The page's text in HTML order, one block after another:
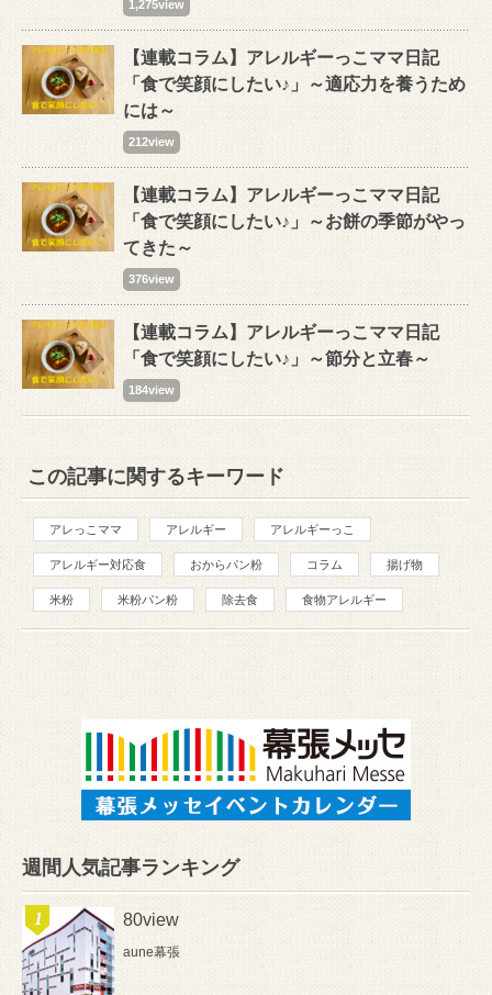
1,275view
【連載コラム】アレルギーっこママ日記
「食で笑顔にしたい♪」～適応力を養うため
には～
212view
【連載コラム】アレルギーっこママ日記
「食で笑顔にしたい♪」～お餅の季節がやっ
てきた～
376view
【連載コラム】アレルギーっこママ日記
「食で笑顔にしたい♪」～節分と立春～
184view
この記事に関するキーワード
アレっこママ アレルギー アレルギーっこ
アレルギー対応食 おからパン粉 コラム 揚げ物
米粉 米粉パン粉 除去食 食物アレルギー
週間人気記事ランキング
80view
aune幕張